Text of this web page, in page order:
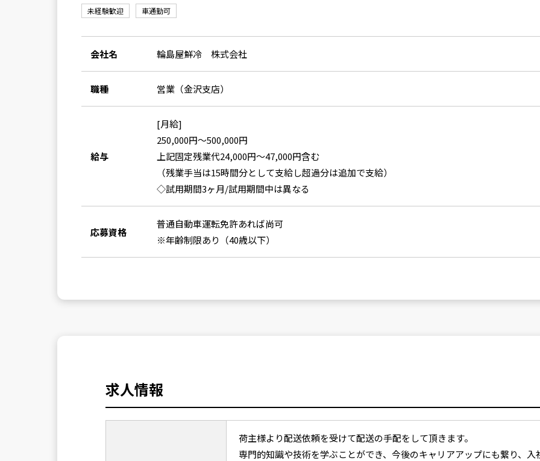
未経験歓迎 車通勤可
会社名 輪島屋鮮冷 株式会社
職種 営業（金沢支店）
給与
[月給]
250,000円〜500,000円
上記固定残業代24,000円～47,000円含む
（残業手当は15時間分として支給し超過分は追加で支給）
◇試用期間3ヶ月/試用期間中は異なる
応募資格
普通自動車運転免許あれば尚可
※年齢制限あり（40歳以下）
求人情報
荷主様より配送依頼を受けて配送の手配をして頂きます。
専門的知識や技術を学ぶことができ、今後のキャリアアップにも繋り、